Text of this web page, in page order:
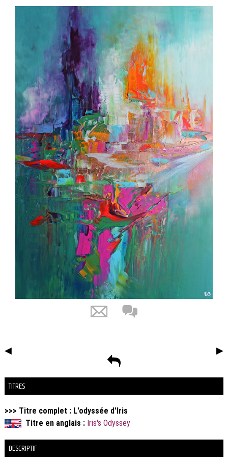
◀ ▶
TITRES
>>> Titre complet : L'odyssée d'Iris
Titre en anglais : Iris's Odyssey
DESCRIPTIF